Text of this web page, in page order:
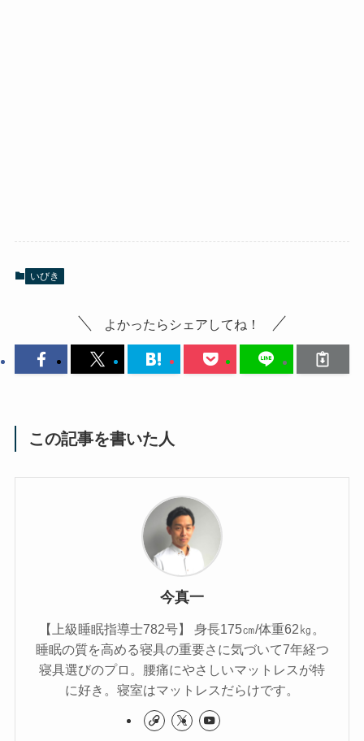
いびき
よかったらシェアしてね！
この記事を書いた人
今真一
【上級睡眠指導士782号】 身長175㎝/体重62㎏。
睡眠の質を高める寝具の重要さに気づいて7年経つ
寝具選びのプロ。腰痛にやさしいマットレスが特
に好き。寝室はマットレスだらけです。